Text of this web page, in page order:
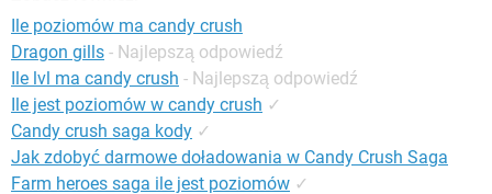
Ile poziomów ma candy crush
Dragon gills - Najlepszą odpowiedź
Ile lvl ma candy crush - Najlepszą odpowiedź
Ile jest poziomów w candy crush ✓
Candy crush saga kody ✓
Jak zdobyć darmowe doładowania w Candy Crush Saga
Farm heroes saga ile jest poziomów ✓